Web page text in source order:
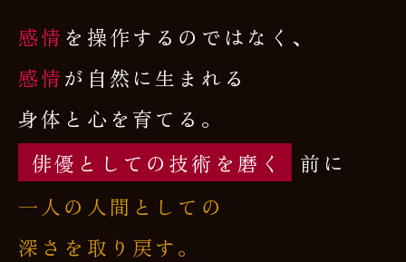
感情 を操作するのではなく、
感情が自然に生まれる
身体と心を育てる。
俳優としての技術を磨く
前に
一人の人間としての
深さを取り戻す。